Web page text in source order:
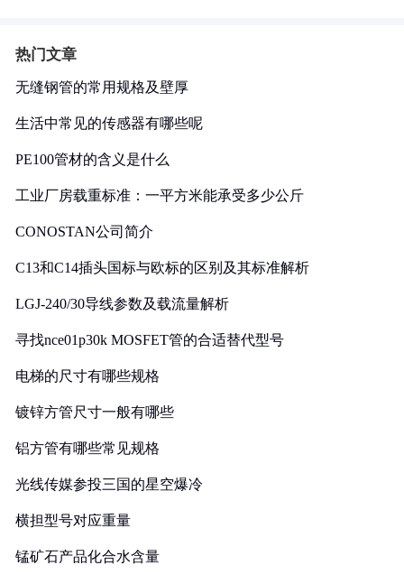
热门文章
无缝钢管的常用规格及壁厚
生活中常见的传感器有哪些呢
PE100管材的含义是什么
工业厂房载重标准：一平方米能承受多少公斤
CONOSTAN公司简介
C13和C14插头国标与欧标的区别及其标准解析
LGJ-240/30导线参数及载流量解析
寻找nce01p30k MOSFET管的合适替代型号
电梯的尺寸有哪些规格
镀锌方管尺寸一般有哪些
铝方管有哪些常见规格
光线传媒参投三国的星空爆冷
横担型号对应重量
锰矿石产品化合水含量